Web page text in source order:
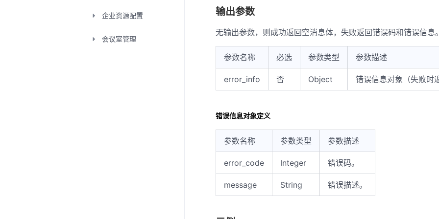
企业资源配置
会议室管理
输出参数
无输出参数，则成功返回空消息体，失败返回错误码和错误信息。
参数名称 必选 参数类型 参数描述
error_info 否 Object 错误信息对象（失败时
错误信息对象定义
参数名称 参数类型 参数描述
error_code Integer 错误码。
message String 错误描述。